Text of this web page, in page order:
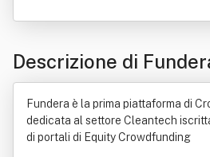
Descrizione di
Fundera è la prima piattaforma di
dedicata al settore Cleantech
di portali di Equity Crowdfunding